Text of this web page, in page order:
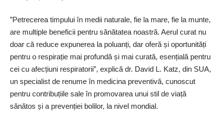
”Petrecerea timpului în medii naturale, fie la mare, fie la munte,
are multiple beneficii pentru sănătatea noastră. Aerul curat nu
doar că reduce expunerea la poluanți, dar oferă și oportunități
pentru o respirație mai profundă și mai curată, esențială pentru
cei cu afecțiuni respiratorii”, explică dr. David L. Katz, din SUA,
un specialist de renume în medicina preventivă, cunoscut
pentru contribuțiile sale în promovarea unui stil de viață
sănătos și a prevenției bolilor, la nivel mondial.